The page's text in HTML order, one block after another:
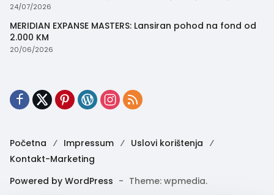
24/07/2026
MERIDIAN EXPANSE MASTERS: Lansiran pohod na fond od
2.000 KM
20/06/2026
Početna Impressum
Uslovi korištenja
Kontakt-Marketing
Powered by WordPress - Theme: wpmedia.